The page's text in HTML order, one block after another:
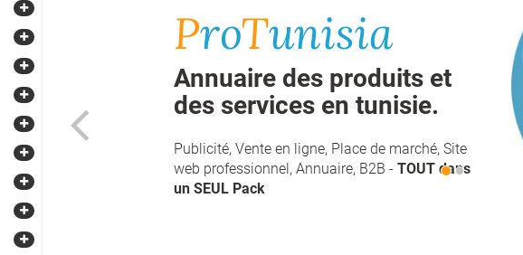
ProTunisia
Entrer en contact direct
avec vos fournisseurs
Consulter, Contacter, Visiter ou Commander en
ligne